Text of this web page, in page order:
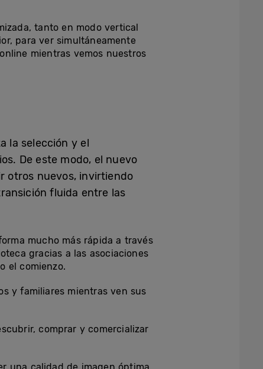
tanto en modo vertical
para ver simultáneamente
mientras vemos nuestros
la selección y el
De este modo, el nuevo
otros nuevos, invirtiendo
fluida entre las
mucho más rápida a través
gracias a las asociaciones
el comienzo.
y familiares mientras ven sus
comprar y comercializar